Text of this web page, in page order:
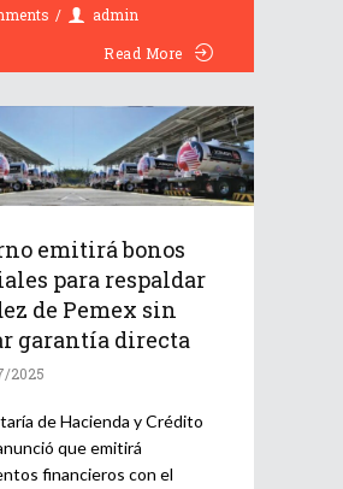
admin
Read More
emitirá bonos
para respaldar
de Pemex sin
garantía directa
2025
de Hacienda y Crédito
que emitirá
financieros con el